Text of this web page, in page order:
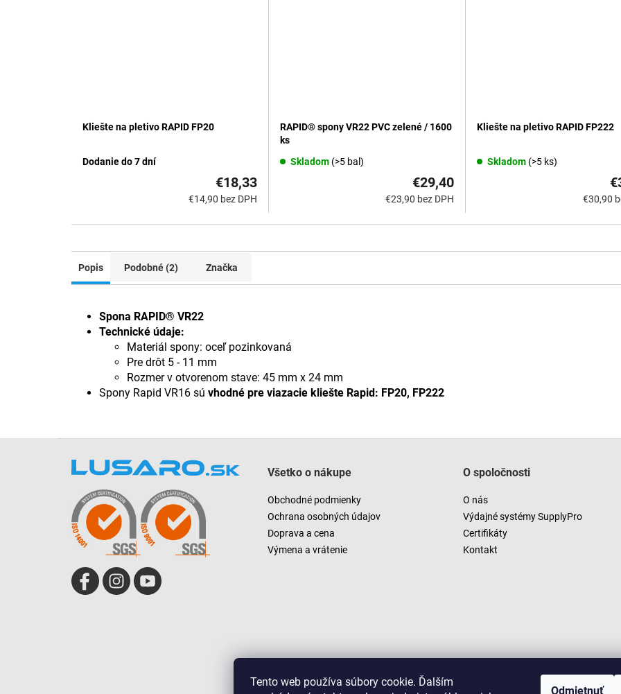
Tento web používa súbory cookie. Ďalším
Odmietnuť
Kliešte na pletivo RAPID FP20
Dodanie do 7 dní
€14,90 bez DPH
€18,33
RAPID® spony VR22 PVC zelené / 1600
ks
Skladom (>5 bal)
€23,90 bez DPH
€29,40
Kliešte na pletivo RAPID FP222
Skladom (>5 ks)
€30,90
Popis Podobné (2) Značka
Spona RAPID® VR22
Technické údaje:
Materiál spony: oceľ pozinkovaná
Pre drôt 5 - 11 mm
Rozmer v otvorenom stave: 45 mm x 24 mm
Spony Rapid VR16 sú vhodné pre viazacie kliešte Rapid: FP20, FP222
Všetko o nákupe
Obchodné podmienky
Ochrana osobných údajov
Doprava a cena
Výmena a vrátenie
O spoločnosti
O nás
Výdajné systémy SupplyPro
Certifikáty
Kontakt